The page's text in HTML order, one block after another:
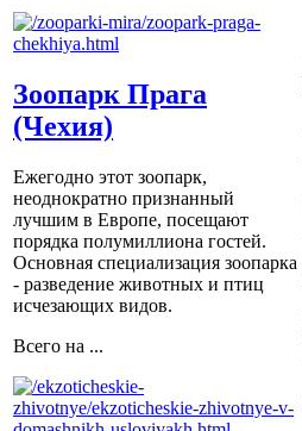
Зоопарк Прага
(Чехия)
Ежегодно этот зоопарк,
неоднократно признанный
лучшим в Европе, посещают
порядка полумиллиона гостей.
Основная специализация зоопарка
- разведение животных и птиц
исчезающих видов.
Всего на ...